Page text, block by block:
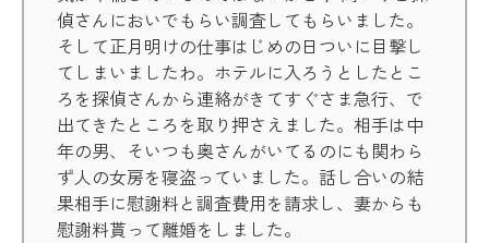
偵さんにおいでもらい調査してもらいました。
そして正月明けの仕事はじめの日ついに目撃し
てしまいましたわ。ホテルに入ろうとしたとこ
ろを探偵さんから連絡がきてすぐさま急行、で
出てきたところを取り押さえました。相手は中
年の男、そいつも奥さんがいてるのにも関わら
ず人の女房を寝盗っていました。話し合いの結
果相手に慰謝料と調査費用を請求し、妻からも
慰謝料貰って離婚をしました。